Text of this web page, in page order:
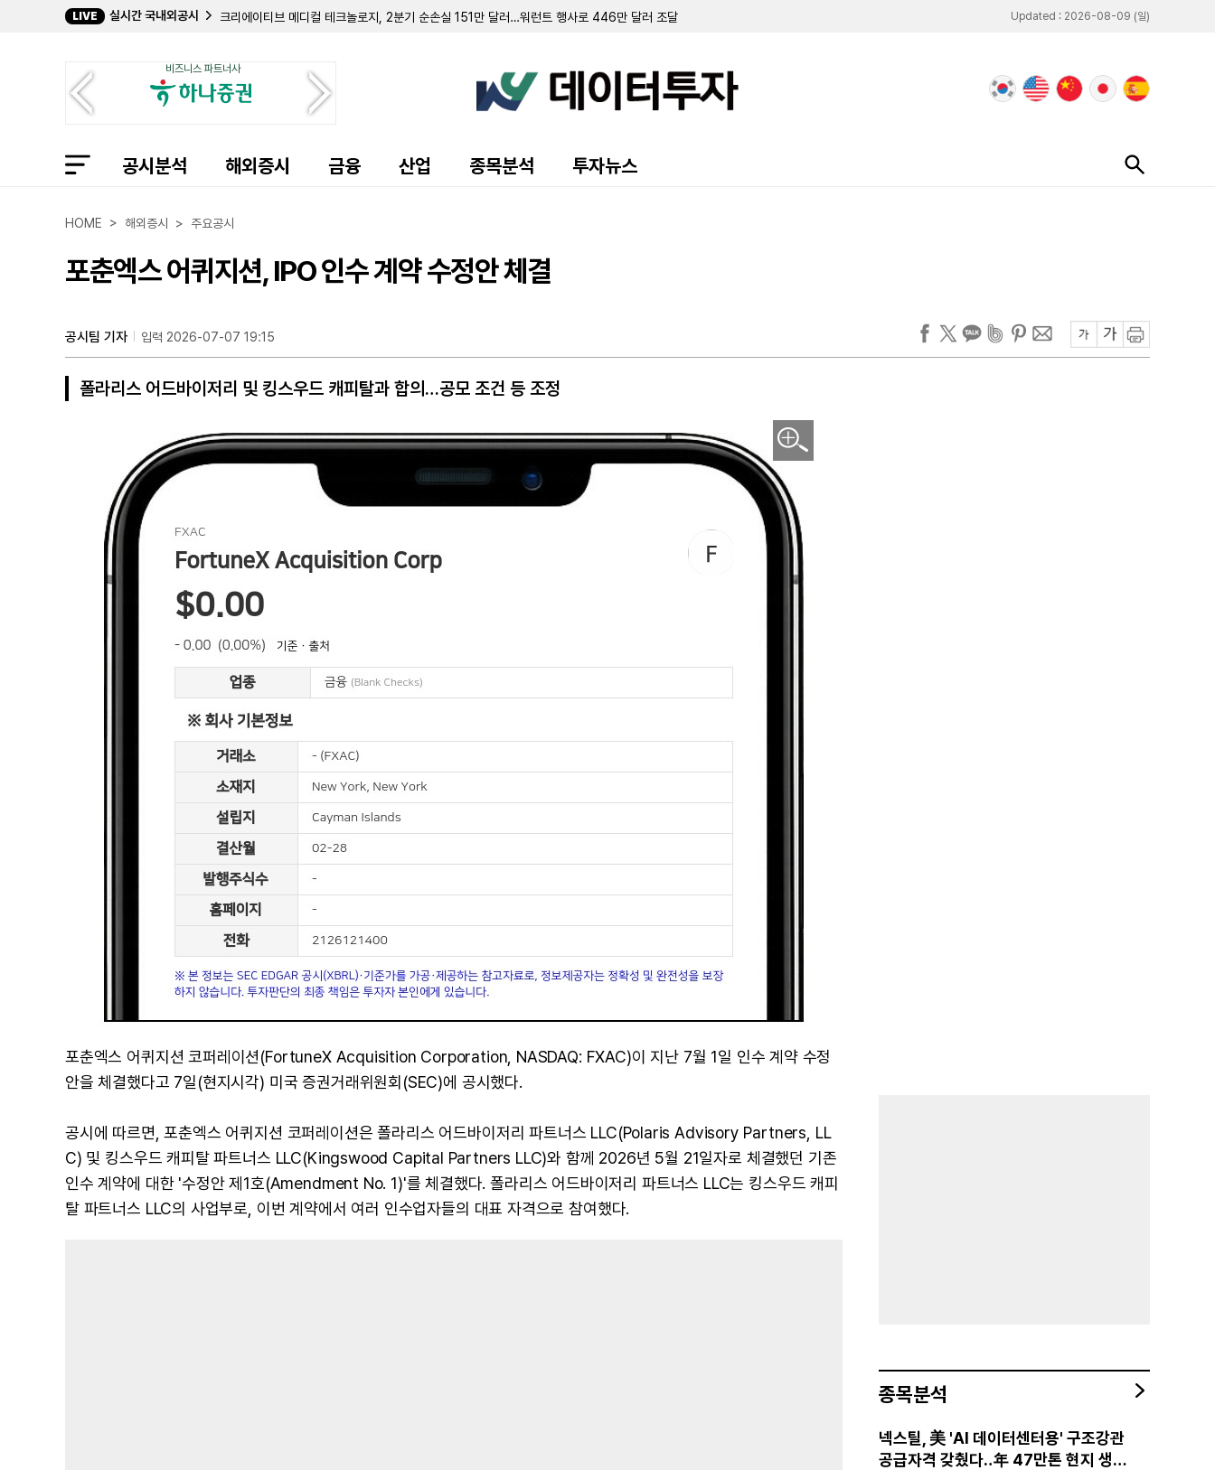
LIVE 실시간 국내외공시
크리에이티브 메디컬 테크놀로지, 2분기 순손실 151만 달러…워런트 행사로 446만 달러 조달
필립 프로스트 박사, 코크리스털 파머 주식 8만 5000주 장내 매수…지분율 13.9%로 확대
길데 헬스케어, 숄더 이노베이션스 지분 10.7%로 축소…최근 6일간 16만여 주 장내 매도
임믹스 바이오파머, 2분기 순손실 1155만 달러…자금조달로 현금 2억 3210만 달러 확보
볼리션RX, 린드 글로벌에 보통주 77만 9371주 발행
샤프링크, 2분기 순손실 3억 9427만 달러 기록…가상자산 평가손실 영향
머드릭 캐피탈, 버티컬 에어로스페이스 주식 및 전환사채 매각
Updated : 2026-08-09 (일)
비즈니스 파트너사
공시분석 해외증시 금융 산업 종목분석 투자뉴스
HOME > 해외증시 > 주요공시
포춘엑스 어퀴지션, IPO 인수 계약 수정안 체결
공시팀 기자 입력 2026-07-07 19:15
폴라리스 어드바이저리 및 킹스우드 캐피탈과 합의…공모 조건 등 조정
포춘엑스 어퀴지션 코퍼레이션(FortuneX Acquisition Corporation, NASDAQ: FXAC)이 지난 7월 1일 인수 계약 수정
안을 체결했다고 7일(현지시각) 미국 증권거래위원회(SEC)에 공시했다.
공시에 따르면, 포춘엑스 어퀴지션 코퍼레이션은 폴라리스 어드바이저리 파트너스 LLC(Polaris Advisory Partners, LL
C) 및 킹스우드 캐피탈 파트너스 LLC(Kingswood Capital Partners LLC)와 함께 2026년 5월 21일자로 체결했던 기존
인수 계약에 대한 '수정안 제1호(Amendment No. 1)'를 체결했다. 폴라리스 어드바이저리 파트너스 LLC는 킹스우드 캐피
탈 파트너스 LLC의 사업부로, 이번 계약에서 여러 인수업자들의 대표 자격으로 참여했다.
종목분석
넥스틸, 美 'AI 데이터센터용' 구조강관
공급자격 갖췄다‥年 47만톤 현지 생산